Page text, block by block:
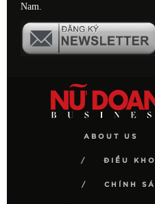
Nam.
ABOUT US
ĐIỀU
CHÍNH